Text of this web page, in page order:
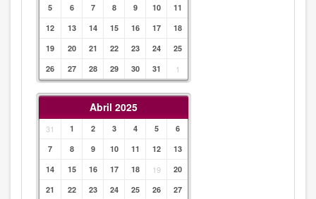
5 6 7 8 9 10
11
12
13 14 15 16 17
18
19
20 21 22 23 24
25
26
27 28 29 30 31 1
Abril 2025
31 1 2 3 4 5
6
7
8 9 10 11 12
13
14
15 16 17 18 19
20
21
22 23 24 25 26
27